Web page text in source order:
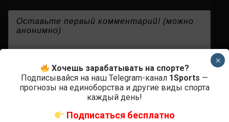
КОММЕНТАРИЕВ
Хочешь зарабатывать на спорте?
Подписывайся на наш Telegram-канал 1Sports —
прогнозы на единоборства и другие виды спорта
каждый день!
Подписаться бесплатно
×